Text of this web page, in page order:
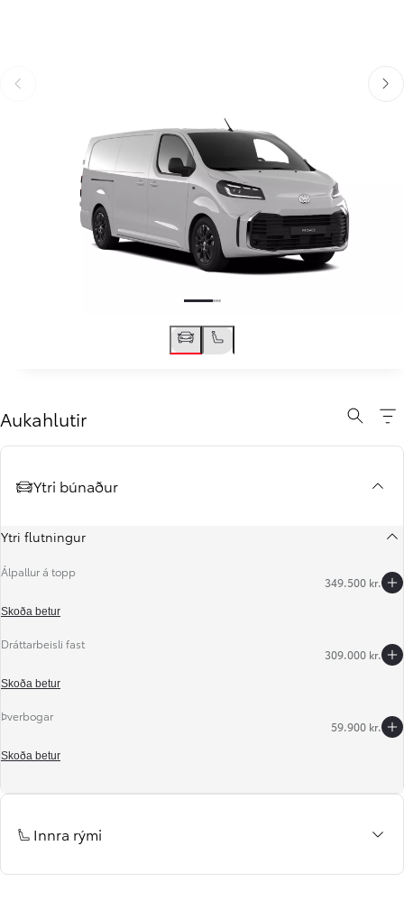
Til baka
Aukahlutir
Ytri búnaður
Ytri flutningur
Álpallur á topp
349.500 kr.
Skoða betur
Dráttarbeisli fast
309.000 kr.
Skoða betur
Þverbogar
59.900 kr.
Skoða betur
Innra rými